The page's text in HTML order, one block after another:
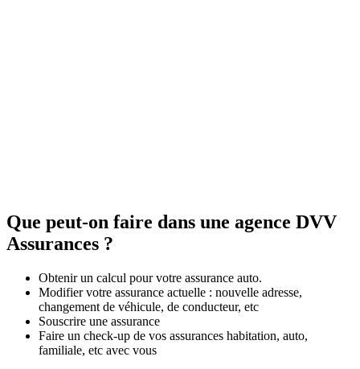
Que peut-on faire dans une agence DVV
Assurances ?
Obtenir un calcul pour votre assurance auto.
Modifier votre assurance actuelle : nouvelle adresse,
changement de véhicule, de conducteur, etc
Souscrire une assurance
Faire un check-up de vos assurances habitation, auto,
familiale, etc avec vous